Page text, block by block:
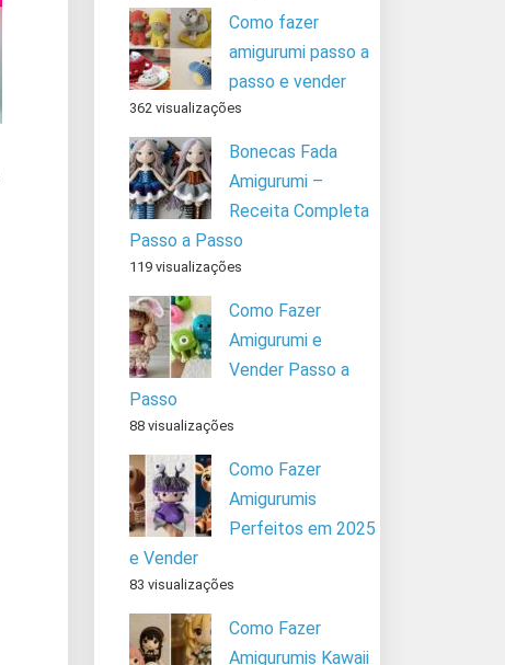
Como fazer
amigurumi passo a
passo e vender
362 visualizações
Bonecas Fada
Amigurumi –
Receita Completa
Passo a Passo
119 visualizações
Como Fazer
Amigurumi e
Vender Passo a
Passo
88 visualizações
Como Fazer
Amigurumis
Perfeitos em 2025
e Vender
83 visualizações
Como Fazer
Amigurumis Kawaii